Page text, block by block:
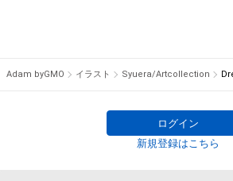
Adam byGMO イラスト Syuera/Artcollection
ログイン
新規登録はこちら